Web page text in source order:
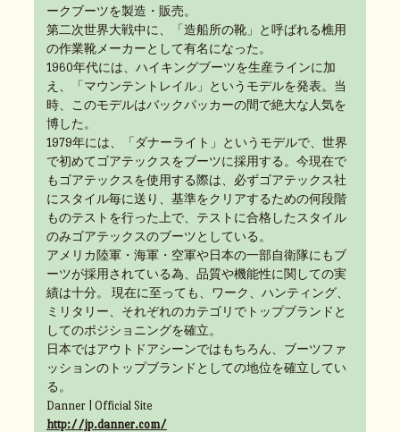
ークブーツを製造・販売。
第二次世界大戦中に、「造船所の靴」と呼ばれる樵用
の作業靴メーカーとして有名になった。
1960年代には、ハイキングブーツを生産ラインに加
え、「マウンテントレイル」というモデルを発表。当
時、このモデルはバックパッカーの間で絶大な人気を
博した。
1979年には、「ダナーライト」というモデルで、世界
で初めてゴアテックスをブーツに採用する。今現在で
もゴアテックスを使用する際は、必ずゴアテックス社
にスタイル毎に送り、基準をクリアするための何段階
ものテストを行った上で、テストに合格したスタイル
のみゴアテックスのブーツとしている。
アメリカ陸軍・海軍・空軍や日本の一部自衛隊にもブ
ーツが採用されている為、品質や機能性に関しての実
績は十分。 現在に至っても、ワーク、ハンティング、
ミリタリー、それぞれのカテゴリでトップブランドと
してのポジショニングを確立。
日本ではアウトドアシーンではもちろん、ブーツファ
ッションのトップブランドとしての地位を確立してい
る。
Danner | Official Site
http://jp.danner.com/